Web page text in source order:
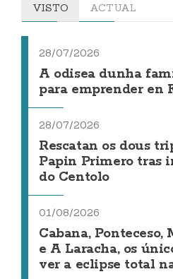
VISTO ACTUAL
28/07/2026
A odisea dunha
para emprender en
28/07/2026
Rescatan os dous
Papin Primero tras
do Centolo
01/08/2026
Cabana, Ponteceso,
e A Laracha, os
ver a eclipse total